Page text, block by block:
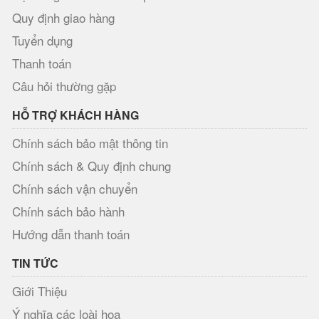
Quy định giao hàng
Tuyển dụng
Thanh toán
Câu hỏi thường gặp
HỖ TRỢ KHÁCH HÀNG
Chính sách bảo mật thông tin
Chính sách & Quy định chung
Chính sách vận chuyển
Chính sách bảo hành
Hướng dẫn thanh toán
TIN TỨC
Giới Thiệu
Ý nghĩa các loài hoa